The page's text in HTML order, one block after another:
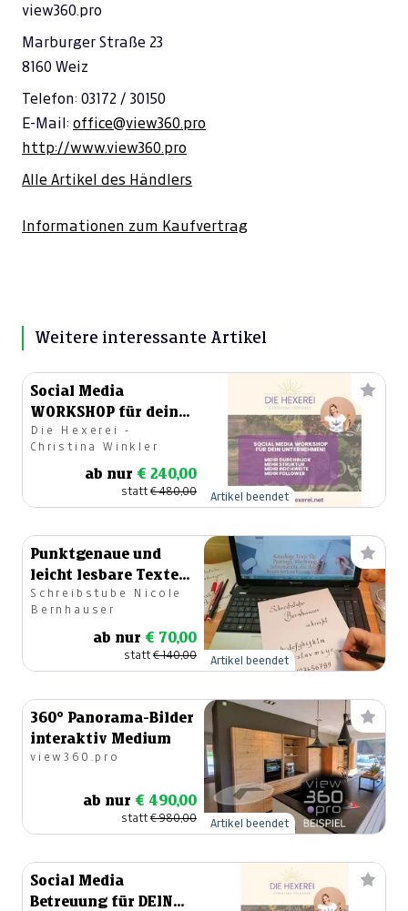
view360.pro
Marburger Straße 23
8160 Weiz
Telefon: 03172 / 30150
E-Mail: office@view360.pro
http://www.view360.pro
Alle Artikel des Händlers
Informationen zum Kaufvertrag
Weitere interessante Artikel
Social Media
WORKSHOP für dein
Unternehmen!
Die Hexerei -
Christina Winkler
ab nur € 240,00
statt€ 480,00 Artikel beendet
Punktgenaue und
leicht lesbare Texte
für den Außenauftritt
Schreibstube Nicole
Bernhauser
ab nur € 70,00
statt€ 140,00 Artikel beendet
360° Panorama-Bilder
interaktiv Medium
view360.pro
ab nur € 490,00
statt€ 980,00 Artikel beendet
Social Media
Betreuung für DEIN